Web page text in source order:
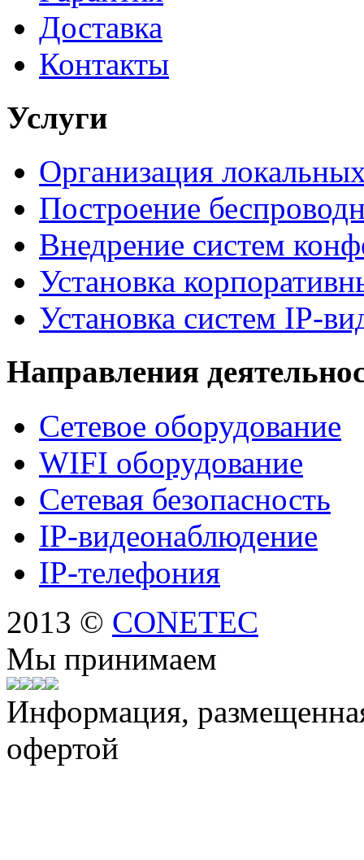
Доставка
Контакты
Услуги
Организация
Построение
Внедрение систем
Установка
Установка систем IP-
Направления
Сетевое оборудование
WIFI оборудование
Сетевая безопасность
IP-видеонаблюдение
IP-телефония
2013 © CONETEC
Мы принимаем
Информация,
офертой